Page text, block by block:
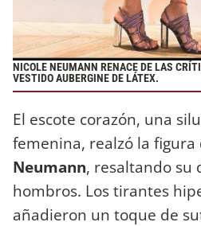
NICOLE NEUMANN RENACE DE LAS
VESTIDO AUBERGINE DE LÁTEX.
El escote corazón, una
femenina, realzó la figura
Neumann, resaltando su
hombros. Los tirantes
añadieron un toque de